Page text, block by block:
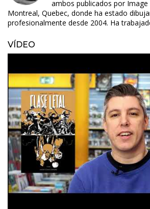
ambos publicados por Image
Montreal, Quebec, donde ha estado
profesionalmente desde 2004. Ha
VÍDEO
ÚLTIMO NÚMERO